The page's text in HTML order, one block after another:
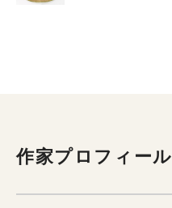
作家プロフィール